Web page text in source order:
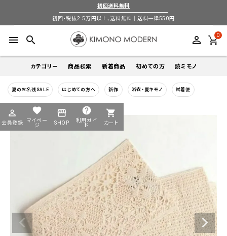
初回送料無料
初回・税抜2.5万円以上、送料無料｜送料一律550円
menu search perm_identity 0
カテゴリー
着物
帯
襦袢
小物
商品検索
キーワードから探す
夏季以外通年 春 夏 冬
カテゴリーから探す
着物 帯 羽織 襦袢 小物
新着商品 初めての方 読ミモノ
夏のお名残SALE はじめての方へ 新作 浴衣・夏キモノ 試着便
perm_identity
会員登録
favorite
マイペー
ジ
storefront
SHOP
help
利用ガイ
ド
shopping_cart
カート
会員登録
ようこそ ゲスト 様